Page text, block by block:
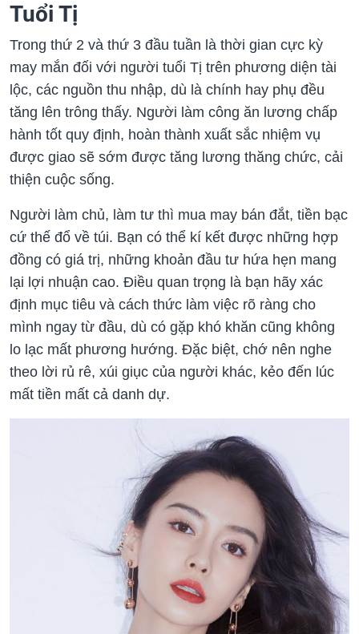
Tuổi Tị
Trong thứ 2 và thứ 3 đầu tuần là thời gian cực kỳ
may mắn đối với người tuổi Tị trên phương diện tài
lộc, các nguồn thu nhập, dù là chính hay phụ đều
tăng lên trông thấy. Người làm công ăn lương chấp
hành tốt quy định, hoàn thành xuất sắc nhiệm vụ
được giao sẽ sớm được tăng lương thăng chức, cải
thiện cuộc sống.
Người làm chủ, làm tư thì mua may bán đắt, tiền bạc
cứ thế đổ về túi. Bạn có thể kí kết được những hợp
đồng có giá trị, những khoản đầu tư hứa hẹn mang
lại lợi nhuận cao. Điều quan trọng là bạn hãy xác
định mục tiêu và cách thức làm việc rõ ràng cho
mình ngay từ đầu, dù có gặp khó khăn cũng không
lo lạc mất phương hướng. Đặc biệt, chớ nên nghe
theo lời rủ rê, xúi giục của người khác, kẻo đến lúc
mất tiền mất cả danh dự.